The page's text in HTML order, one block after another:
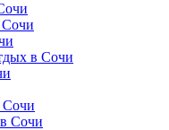
Сочи
в Сочи
Сочи
Сочи